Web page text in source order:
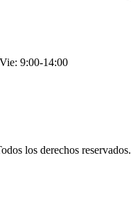
9:00-14:00
los derechos reservados.